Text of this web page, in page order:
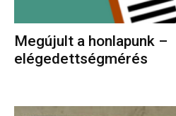
Megújult a honlapunk –
elégedettségmérés